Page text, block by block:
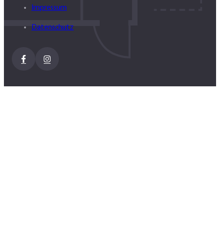
Impressum
Datenschutz